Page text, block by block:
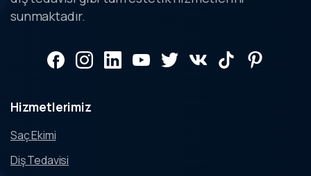
sunmaktadır.
Hizmetlerimiz
Saç Ekimi
Diş Tedavisi